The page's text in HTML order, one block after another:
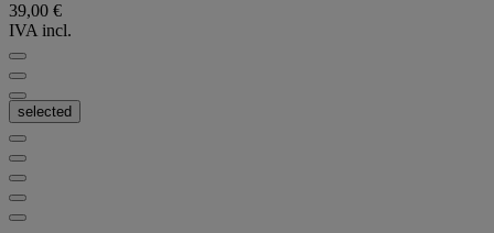
39,00 €
IVA incl.
selected